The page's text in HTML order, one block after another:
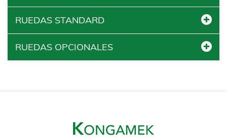
RUEDAS STANDARD
RUEDAS OPCIONALES